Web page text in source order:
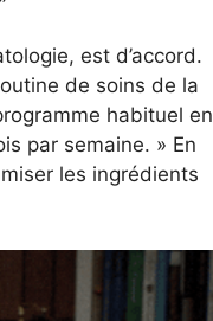
est d’accord.
de soins de la
habituel en
par semaine. » En
les ingrédients